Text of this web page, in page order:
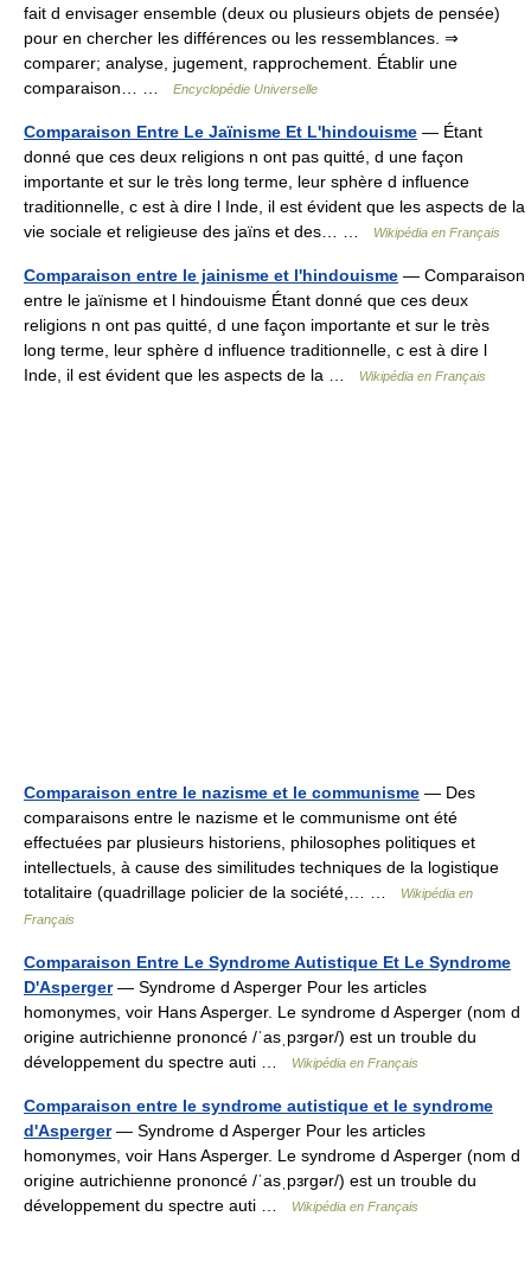
fait d envisager ensemble (deux ou plusieurs objets de pensée)
pour en chercher les différences ou les ressemblances. ⇒
comparer; analyse, jugement, rapprochement. Établir une
comparaison… …
Encyclopédie Universelle
Comparaison Entre Le Jaïnisme Et L'hindouisme — Étant
donné que ces deux religions n ont pas quitté, d une façon
importante et sur le très long terme, leur sphère d influence
traditionnelle, c est à dire l Inde, il est évident que les aspects de la
vie sociale et religieuse des jaïns et des… …
Wikipédia en Français
Comparaison entre le jainisme et l'hindouisme — Comparaison
entre le jaïnisme et l hindouisme Étant donné que ces deux
religions n ont pas quitté, d une façon importante et sur le très
long terme, leur sphère d influence traditionnelle, c est à dire l
Inde, il est évident que les aspects de la …
Wikipédia en Français
Comparaison entre le nazisme et le communisme — Des
comparaisons entre le nazisme et le communisme ont été
effectuées par plusieurs historiens, philosophes politiques et
intellectuels, à cause des similitudes techniques de la logistique
totalitaire (quadrillage policier de la société,… …
Wikipédia en
Français
Comparaison Entre Le Syndrome Autistique Et Le Syndrome
D'Asperger— Syndrome d Asperger Pour les articles
homonymes, voir Hans Asperger. Le syndrome d Asperger (nom d
origine autrichienne prononcé /ˈasˌpɜrgər/) est un trouble du
développement du spectre auti …
Wikipédia en Français
Comparaison entre le syndrome autistique et le syndrome
d'Asperger— Syndrome d Asperger Pour les articles
homonymes, voir Hans Asperger. Le syndrome d Asperger (nom d
origine autrichienne prononcé /ˈasˌpɜrgər/) est un trouble du
développement du spectre auti …
Wikipédia en Français